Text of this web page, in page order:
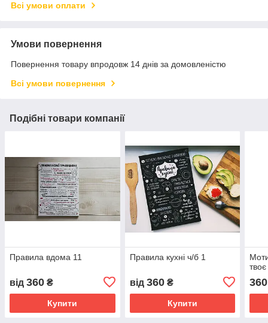
Всі умови оплати
Умови повернення
Повернення товару впродовж 14 днів за домовленістю
Всі умови повернення
Подібні товари компанії
Правила вдома 11
від 360 ₴
Купити
Правила кухні ч/б 1
від 360₴
Купити
360